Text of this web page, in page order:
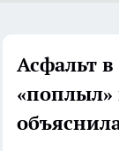
Асфальт